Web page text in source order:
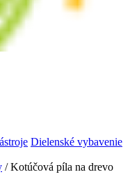
Dielenské vybavenie
/ Kotúčová píla na drevo